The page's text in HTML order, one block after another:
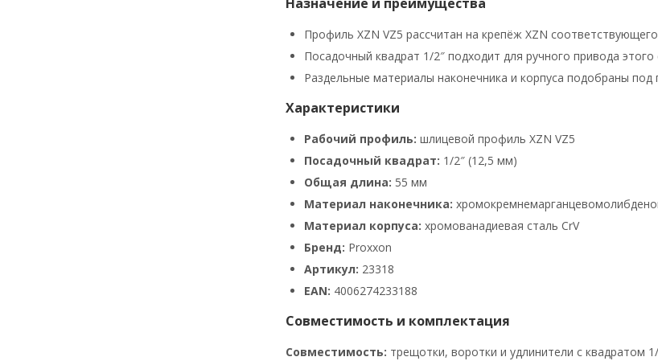
Профиль XZN VZ5 рассчитан на крепёж XZN
Посадочный квадрат 1/2″ подходит для ручного привода этого
Раздельные материалы наконечника и корпуса подобраны под
Характеристики
Рабочий профиль: шлицевой профиль XZN VZ5
Посадочный квадрат: 1/2″ (12,5 мм)
Общая длина: 55 мм
Материал наконечника:
Материал корпуса: хромованадиевая сталь CrV
Бренд: Proxxon
Артикул: 23318
EAN: 4006274233188
Совместимость и комплектация
Совместимость: трещотки, воротки и удлинители с квадратом